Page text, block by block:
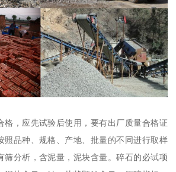
格，应先试验后使用，要有出厂质量合格证
照品种、规格、产地、批量的不同进行取样
筛分析，含泥量，泥块含量。碎石的必试项